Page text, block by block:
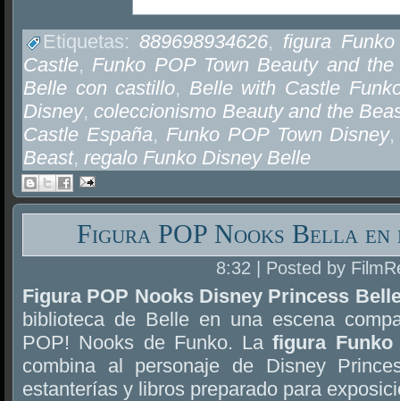
Etiquetas:889698934626, figura
Castle, Funko POP Town Beauty and
Belle con castillo, Belle with Castle
Disney, coleccionismo Beauty and the
Castle España, Funko POP Town Disney
Beast, regalo Funko Disney Belle
Figura POP Nooks Bella
8:32 | Posted by
Figura POP Nooks Disney Princess
biblioteca de Belle en una escena
POP! Nooks de Funko. Lafigura
combina al personaje de Disney
estanterías y libros preparado para